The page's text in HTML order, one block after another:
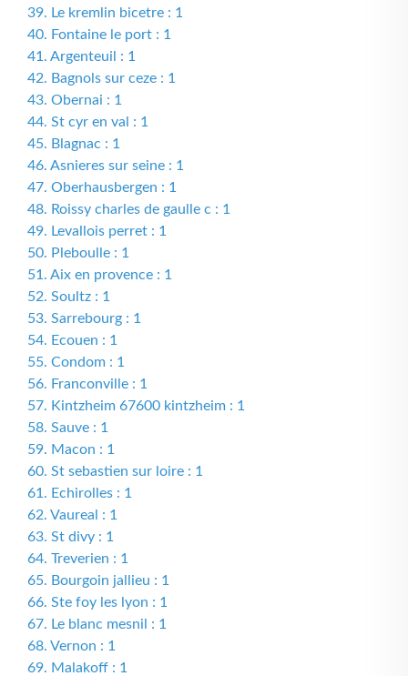
39. Le kremlin bicetre : 1
40. Fontaine le port : 1
41. Argenteuil : 1
42. Bagnols sur ceze : 1
43. Obernai : 1
44. St cyr en val : 1
45. Blagnac : 1
46. Asnieres sur seine : 1
47. Oberhausbergen : 1
48. Roissy charles de gaulle c : 1
49. Levallois perret : 1
50. Pleboulle : 1
51. Aix en provence : 1
52. Soultz : 1
53. Sarrebourg : 1
54. Ecouen : 1
55. Condom : 1
56. Franconville : 1
57. Kintzheim 67600 kintzheim : 1
58. Sauve : 1
59. Macon : 1
60. St sebastien sur loire : 1
61. Echirolles : 1
62. Vaureal : 1
63. St divy : 1
64. Treverien : 1
65. Bourgoin jallieu : 1
66. Ste foy les lyon : 1
67. Le blanc mesnil : 1
68. Vernon : 1
69. Malakoff : 1